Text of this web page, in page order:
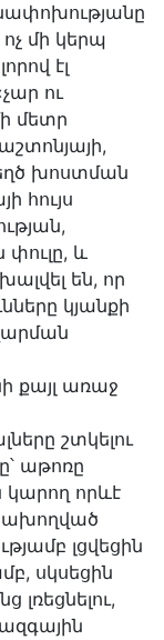
մի կերպ
էլ
ու
մետր
խոստման
հույս
և
են, որ
կյանքի
քայլ առաջ
շտկելու
աթոռը
կարող որևէ
լցվեցին
սկսեցին
լռեցնելու,